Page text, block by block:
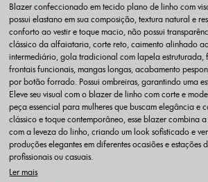
Blazer confeccionado em tecido plano de linho com
possui elastano em sua composição, textura natural e
conforto ao vestir e toque macio, não possui
clássico da alfaiataria, corte reto, caimento alinhado
intermediário, gola tradicional com lapela estruturada,
frontais funcionais, mangas longas, acabamento
por botão forrado. Possui ombreiras, garantindo uma
Eleve seu visual com o blazer de linho com corte e
peça essencial para mulheres que buscam elegância e
clássico e toque contemporâneo, esse blazer combina
com a leveza do linho, criando um look sofisticado e
produções elegantes em diferentes ocasiões e estações
profissionais ou casuais.
Ler mais